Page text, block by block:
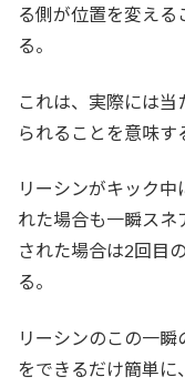
る側が位置を変え
る。
これは、実際には
られることを意味す
リーシンがキック
れた場合も一瞬スネ
された場合は2回目
る。
リーシンのこの一
をできるだけ簡単に